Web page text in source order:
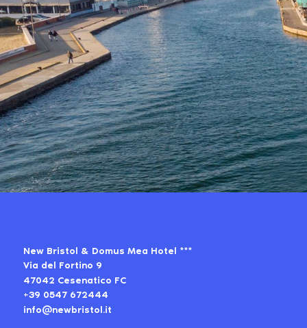
New Bristol & Domus Mea Hotel ***
Via del Fortino 9
47042 Cesenatico FC
+39 0547 672444
info@newbristol.it